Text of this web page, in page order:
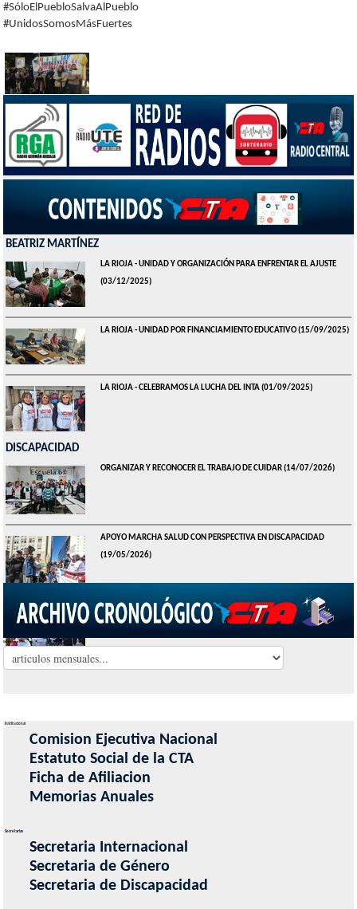
#SóloElPuebloSalvaAlPueblo
#UnidosSomosMásFuertes
BEATRIZ MARTÍNEZ
LA RIOJA - UNIDAD Y ORGANIZACIÓN PARA ENFRENTAR EL AJUSTE
(03/12/2025)
LA RIOJA - UNIDAD POR FINANCIAMIENTO EDUCATIVO(15/09/2025)
LA RIOJA - CELEBRAMOS LA LUCHA DEL INTA(01/09/2025)
DISCAPACIDAD
ORGANIZAR Y RECONOCER EL TRABAJO DE CUIDAR(14/07/2026)
APOYO MARCHA SALUD CON PERSPECTIVA EN DISCAPACIDAD
(19/05/2026)
MASIVA MOVILIZACIÓN AL MINISTERIO DE SALUD (23/04/2026)
Seleccionar Mes
Institucional
Comision Ejecutiva Nacional
Estatuto Social de la CTA
Ficha de Afiliacion
Memorias Anuales
Secretarias
Secretaria Internacional
Secretaria de Género
Secretaria de Discapacidad